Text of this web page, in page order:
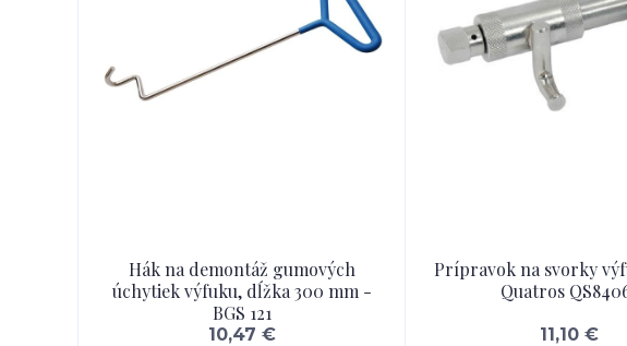
Hák na demontáž gumových
úchytiek výfuku, dĺžka 300 mm -
BGS 121
10,47 €
Prípravok na svorky
Quatros
11,10 €